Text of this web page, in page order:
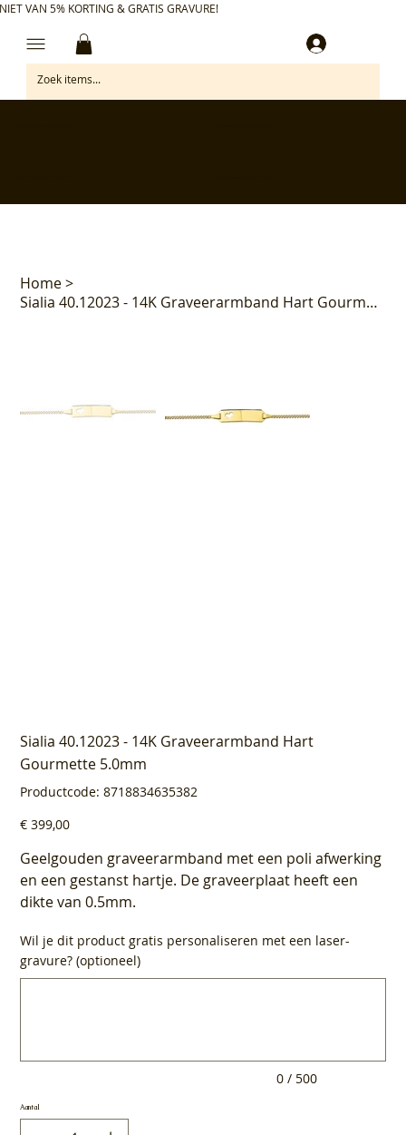
VAN 5% KORTING & GRATIS GRAVURE!
Home>
Sialia 40.12023 - 14K Graveerarmband Hart Gourmette 5.0mm
Sialia 40.12023 - 14K Graveerarmband Hart
Gourmette 5.0mm
Productcode: Productcode
8718834635382
8718834635382
Prijs
€ 399,00
Geelgouden graveerarmband met een poli afwerking
en een gestanst hartje. De graveerplaat heeft een
dikte van 0.5mm.
Wil je dit product gratis personaliseren met een laser-
gravure? (optioneel)
0 / 500
Aantal